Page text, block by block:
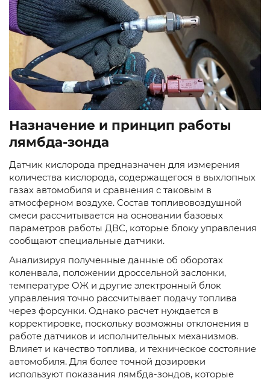
Назначение и принцип работы
лямбда-зонда
Датчик кислорода предназначен для измерения
количества кислорода, содержащегося в выхлопных
газах автомобиля и сравнения с таковым в
атмосферном воздухе. Состав топливовоздушной
смеси рассчитывается на основании базовых
параметров работы ДВС, которые блоку управления
сообщают специальные датчики.
Анализируя полученные данные об оборотах
коленвала, положении дроссельной заслонки,
температуре ОЖ и другие электронный блок
управления точно рассчитывает подачу топлива
через форсунки. Однако расчет нуждается в
корректировке, поскольку возможны отклонения в
работе датчиков и исполнительных механизмов.
Влияет и качество топлива, и техническое состояние
автомобиля. Для более точной дозировки
используют показания лямбда-зондов, которые